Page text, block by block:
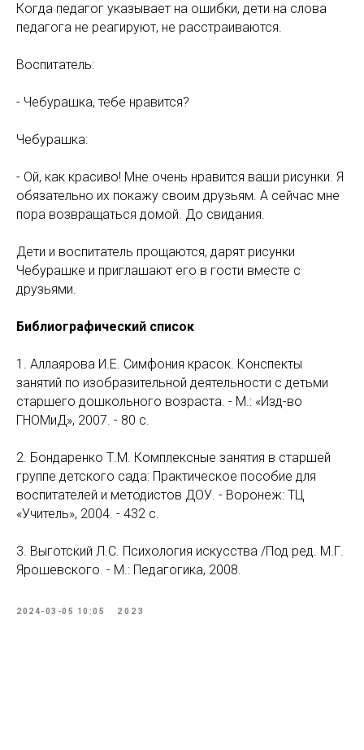
Когда педагог указывает на ошибки, дети на слова
педагога не реагируют, не расстраиваются.
Воспитатель:
- Чебурашка, тебе нравится?
Чебурашка:
- Ой, как красиво! Мне очень нравится ваши рисунки. Я
обязательно их покажу своим друзьям. А сейчас мне
пора возвращаться домой. До свидания.
Дети и воспитатель прощаются, дарят рисунки
Чебурашке и приглашают его в гости вместе с
друзьями.
Библиографический список
1. Аллаярова И.Е. Симфония красок. Конспекты
занятий по изобразительной деятельности с детьми
старшего дошкольного возраста. - М.: «Изд-во
ГНОМиД», 2007. - 80 с.
2. Бондаренко Т.М. Комплексные занятия в старшей
группе детского сада: Практическое пособие для
воспитателей и методистов ДОУ. - Воронеж: ТЦ
«Учитель», 2004. - 432 с.
3. Выготский Л.C. Психология искусства /Под ред. М.Г.
Ярошевского. - М.: Педагогика, 2008.
2024-03-05 10:05 2023